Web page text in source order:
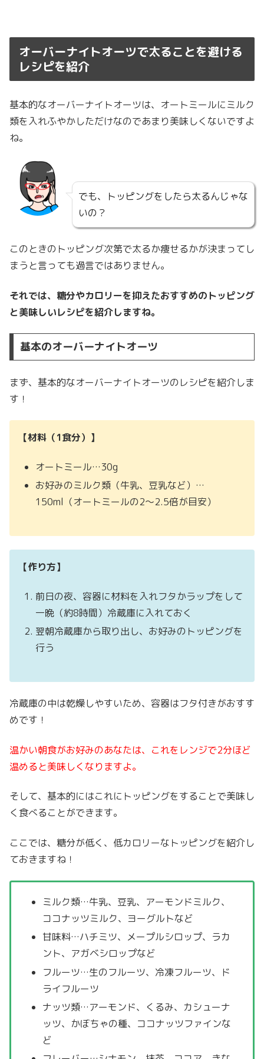
オーバーナイトオーツで太ることを避ける
レシピを紹介
基本的なオーバーナイトオーツは、オートミールにミルク
類を入れふやかしただけなのであまり美味しくないですよ
ね。
でも、トッピングをしたら太るんじゃな
いの？
このときのトッピング次第で太るか痩せるかが決まってし
まうと言っても過言ではありません。
それでは、糖分やカロリーを抑えたおすすめのトッピング
と美味しいレシピを紹介しますね。
基本のオーバーナイトオーツ
まず、基本的なオーバーナイトオーツのレシピを紹介しま
す！
【材料（1食分）】
オートミール…30g
お好みのミルク類（牛乳、豆乳など）…
150ml（オートミールの2～2.5倍が目安）
【作り方】
前日の夜、容器に材料を入れフタかラップをして
一晩（約8時間）冷蔵庫に入れておく
翌朝冷蔵庫から取り出し、お好みのトッピングを
行う
冷蔵庫の中は乾燥しやすいため、容器はフタ付きがおすす
めです！
温かい朝食がお好みのあなたは、これをレンジで2分ほど
温めると美味しくなりますよ。
そして、基本的にはこれにトッピングをすることで美味し
く食べることができます。
ここでは、糖分が低く、低カロリーなトッピングを紹介し
ておきますね！
ミルク類…牛乳、豆乳、アーモンドミルク、
ココナッツミルク、ヨーグルトなど
甘味料…ハチミツ、メープルシロップ、ラカ
ント、アガベシロップなど
フルーツ…生のフルーツ、冷凍フルーツ、ド
ライフルーツ
ナッツ類…アーモンド、くるみ、カシューナ
ッツ、かぼちゃの種、ココナッツファインな
ど